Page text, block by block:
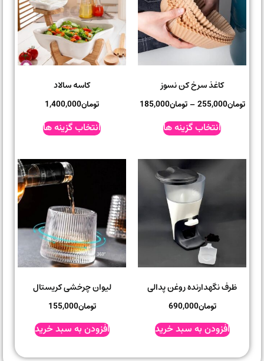
کاغذ سرخ کن نسوز
255,000
–تومان185,000
انتخاب گزینه ها
کاسه سالاد
1,400,000
انتخاب گزینه ها
ظرف نگهدارنده روغن پدالی
690,000
افزودن به سبد خرید
لیوان چرخشی کریستال
155,000
افزودن به سبد خرید